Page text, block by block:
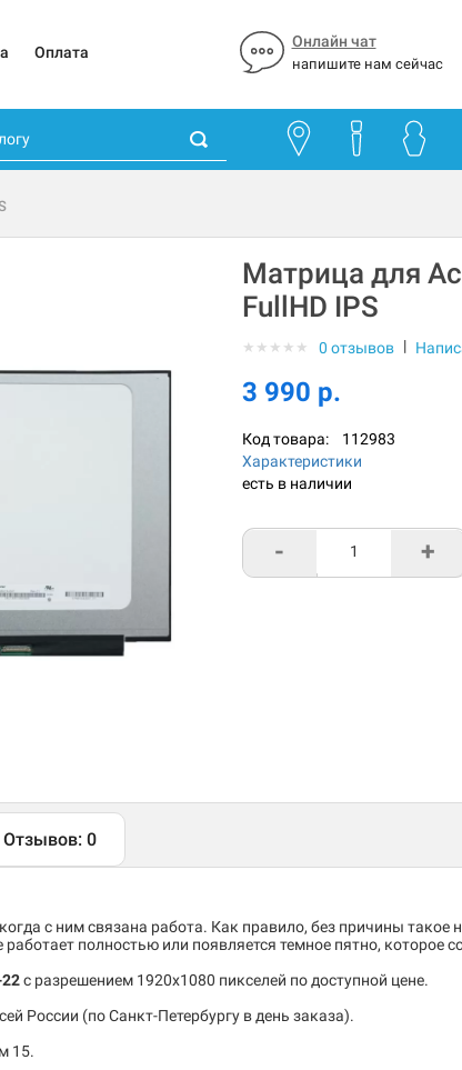
Оплата
Онлайн чат
напишите нам сейчас
Матрица для
FullHD IPS
★ ★ ★ ★ ★ 0 отзывов |
3 990 р.
Код товара: 112983
Характеристики
есть в наличии
- +
Отзывов: 0
с ним связана работа. Как правило, без причины такое
полностью или появляется темное пятно, которое
c разрешением 1920x1080 пикселей по доступной цене.
России (по Санкт-Петербургу в день заказа).
15.